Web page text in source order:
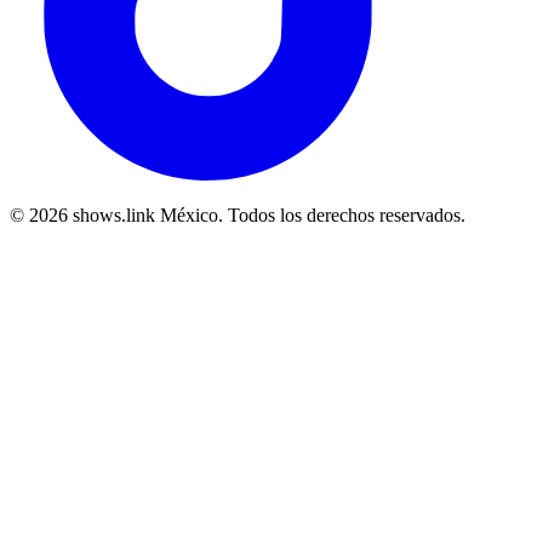
© 2026 shows.link México. Todos los derechos reservados.